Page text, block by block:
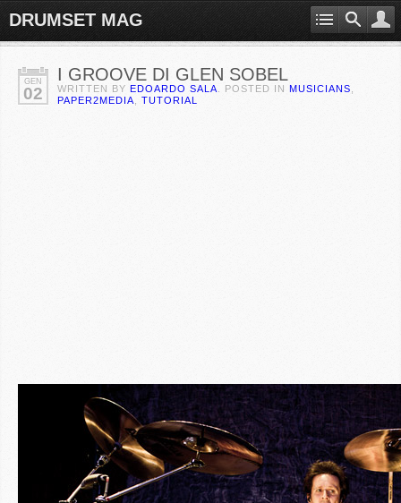
DRUMSET MAG
GEN
02
I GROOVE DI GLEN SOBEL
WRITTEN BY EDOARDO SALA . POSTED IN MUSICIANS
PAPER2MEDIA
TUTORIAL